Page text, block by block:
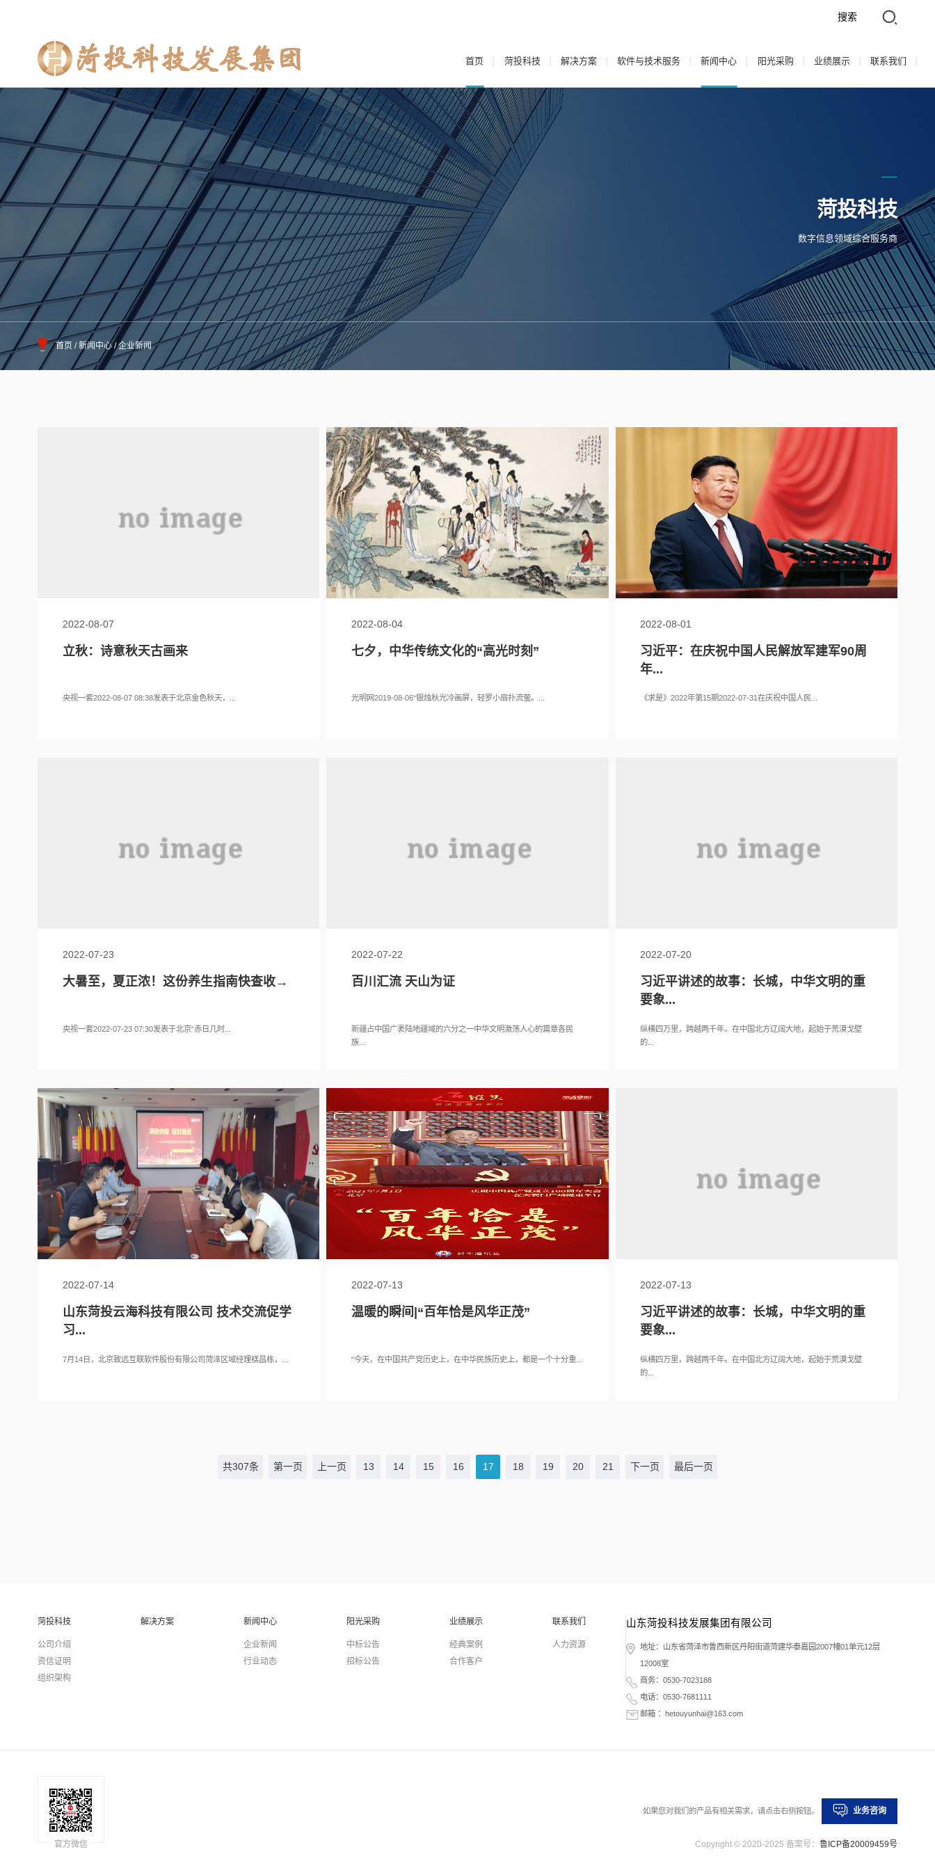
搜索
首页 菏投科技 解决方案 软件与技术服务 新闻中心 阳光采购 业绩展示 联系我们
菏投科技
数字信息领域综合服务商
首页 /新闻中心/企业新闻
2022-08-07
立秋：诗意秋天古画来
央视一套2022-08-07 08:38发表于北京金色秋天，...
2022-08-04
七夕，中华传统文化的“高光时刻”
光明网2019-08-06“银烛秋光冷画屏，轻罗小扇扑流萤。...
2022-08-01
习近平：在庆祝中国人民解放军建军90周
年...
《求是》2022年第15期2022-07-31在庆祝中国人民...
2022-07-23
大暑至，夏正浓！这份养生指南快查收→
央视一套2022-07-23 07:30发表于北京“赤日几时...
2022-07-22
百川汇流 天山为证
新疆占中国广袤陆地疆域的六分之一中华文明激荡人心的篇章各民
族...
2022-07-20
习近平讲述的故事：长城，中华文明的重
要象...
纵横四万里，跨越两千年。在中国北方辽阔大地，起始于荒漠戈壁
的...
2022-07-14
山东菏投云海科技有限公司 技术交流促学
习...
7月14日，北京致远互联软件股份有限公司菏泽区域经理禚昌栋，...
2022-07-13
温暖的瞬间|“百年恰是风华正茂”
“今天，在中国共产党历史上，在中华民族历史上，都是一个十分重...
2022-07-13
习近平讲述的故事：长城，中华文明的重
要象...
纵横四万里，跨越两千年。在中国北方辽阔大地，起始于荒漠戈壁
的...
共307条 第一页 上一页 13 14 15 16 17 18 19 20 21 下一页 最后一页
菏投科技
公司介绍
资信证明
组织架构
解决方案 新闻中心
企业新闻
行业动态
阳光采购
中标公告
招标公告
业绩展示
经典案例
合作客户
联系我们
人力资源
山东菏投科技发展集团有限公司
地址：山东省菏泽市鲁西新区丹阳街道菏建华泰嘉园2007幢01单元12层
12008室
商务：0530-7023188
电话：0530-7681111
邮箱 ：hetouyunhai@163.com
官方微信
如果您对我们的产品有相关需求，请点击右侧按钮。 业务咨询
Copyright © 2020-2025 备案号：鲁ICP备20009459号